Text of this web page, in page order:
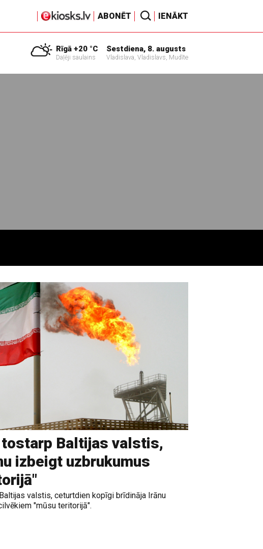
ABONĒT IENĀKT
Rīgā +20 °C
Daļēji saulains
Sestdiena, 8. augusts
Vladislava, Vladislavs, Mudīte
Baltijas valstis,
izbeigt uzbrukumus
valstis, ceturtdien kopīgi brīdināja Irānu
"mūsu teritorijā".